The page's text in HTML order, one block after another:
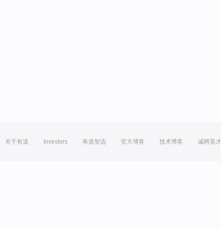
关于有道 Investors 有道智选 官方博客 技术博客 诚聘英才